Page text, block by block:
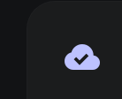
cloud_done